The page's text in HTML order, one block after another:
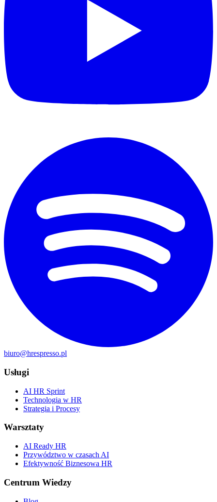
biuro@hrespresso.pl
Usługi
AI HR Sprint
Technologia w HR
Strategia i Procesy
Warsztaty
AI Ready HR
Przywództwo w czasach AI
Efektywność Biznesowa HR
Centrum Wiedzy